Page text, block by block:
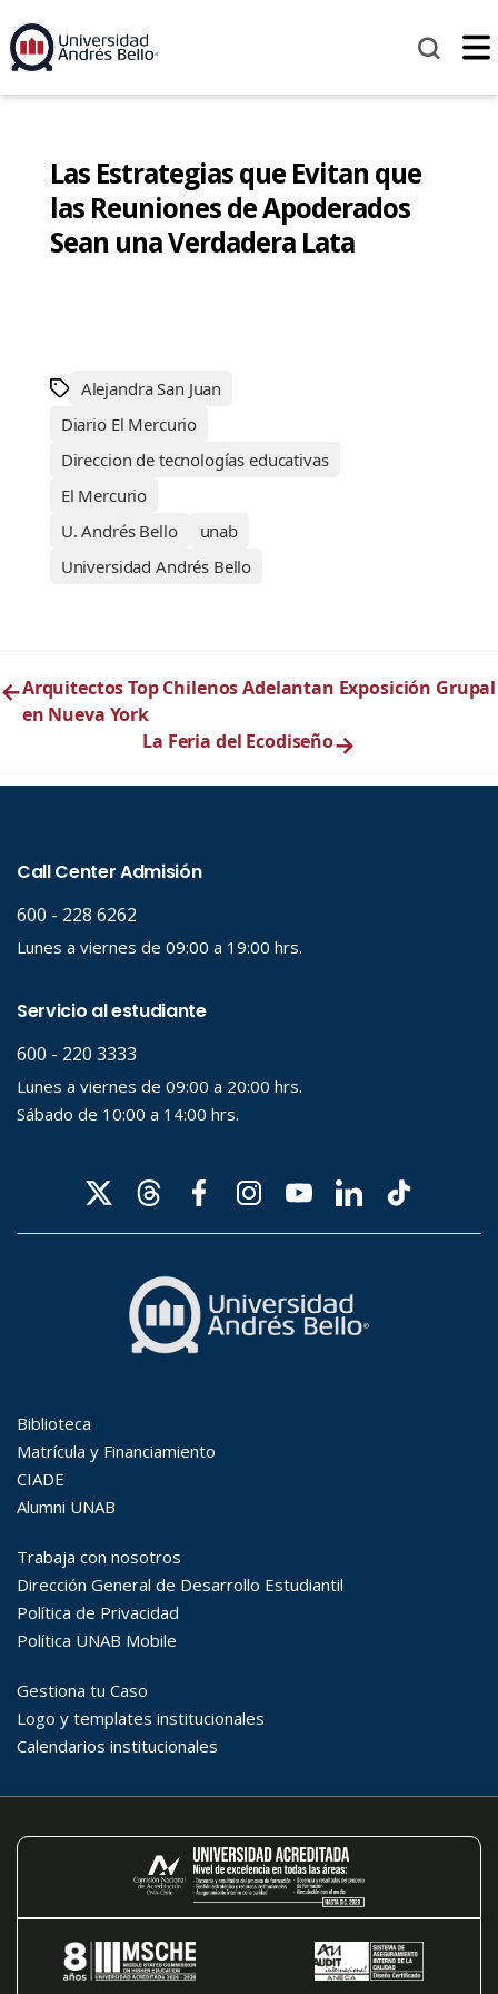
Las Estrategias que Evitan que
las Reuniones de Apoderados
Sean una Verdadera Lata
Alejandra San Juan
Diario El Mercurio
Direccion de tecnologías educativas
El Mercurio
U. Andrés Bello
unab
Universidad Andrés Bello
←Arquitectos Top Chilenos Adelantan Exposición Grupal
en Nueva York
La Feria del Ecodiseño→